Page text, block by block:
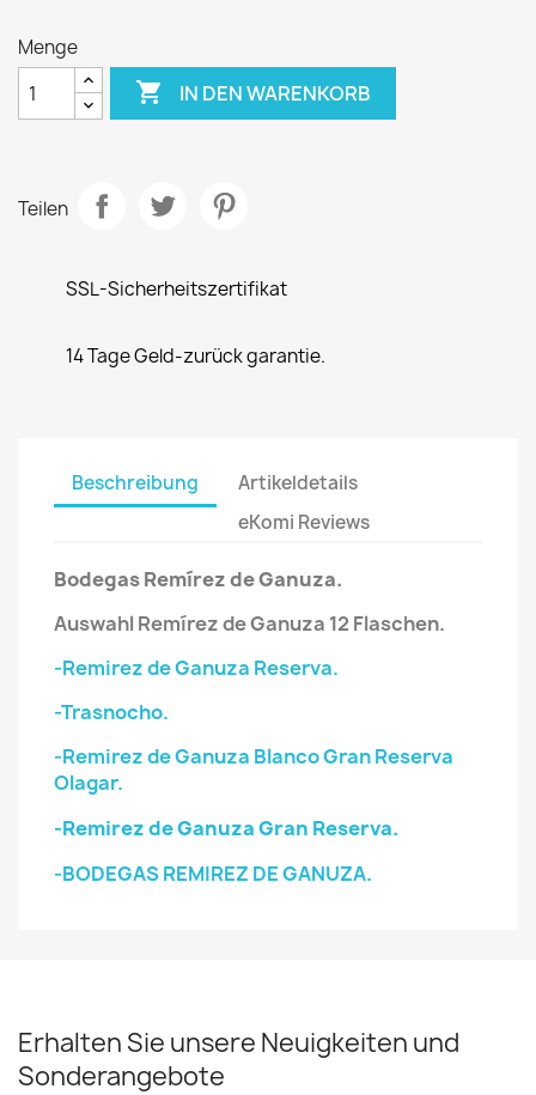
Menge
 IN DEN WARENKORB
Teilen
SSL-Sicherheitszertifikat
14 Tage Geld-zurück garantie.
Beschreibung
Artikeldetails
eKomi Reviews
Bodegas Remírez de Ganuza.
Auswahl Remírez de Ganuza 12 Flaschen.
-Remirez de Ganuza Reserva.
-Trasnocho.
-Remirez de Ganuza Blanco Gran Reserva
Olagar.
-Remirez de Ganuza Gran Reserva.
-BODEGAS REMIREZ DE GANUZA.
Erhalten Sie unsere Neuigkeiten und
Sonderangebote